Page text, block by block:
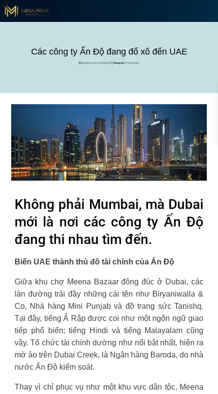
Các công ty Ấn Độ đang đổ xô đến UAE
Đăng bởi trên 27/10/2024 Thông tin 0 Bình luận
Không phải Mumbai, mà Dubai
mới là nơi các công ty Ấn Độ
đang thi nhau tìm đến.
Biến UAE thành thủ đô tài chính của Ấn Độ
Giữa khu chợ Meena Bazaar đông đúc ở Dubai, các
làn đường trải đầy những cái tên như Biryaniwalla &
Co, Nhà hàng Mini Punjab và đồ trang sức Tanishq.
Tại đây, tiếng Ả Rập được coi như một ngôn ngữ giao
tiếp phổ biến; tiếng Hindi và tiếng Malayalam cũng
vậy. Tổ chức tài chính dường như nổi bật nhất, hiện ra
mờ ảo trên Dubai Creek, là Ngân hàng Baroda, do nhà
nước Ấn Độ kiểm soát.
Thay vì chỉ phục vụ như một khu vực dân tộc, Meena